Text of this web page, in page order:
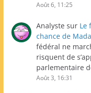
Août 6, 11:25
Analyste sur Le
chance de
fédéral ne
risquent de
parlementaire
Août 3, 16:31